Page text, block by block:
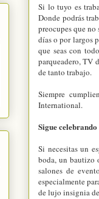
Si lo tuyo es
Donde podrás
preocupes que
días o por largos
que seas con
parqueadero, TV
de tanto trabajo.
Siempre
International.
Sigue
Si necesitas un
boda, un bautizo
salones de
especialmente
de lujo insignia